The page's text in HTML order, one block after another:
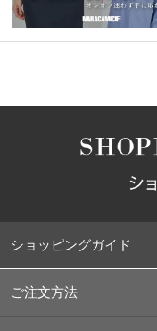
ショッピングガイド
ご注文方法